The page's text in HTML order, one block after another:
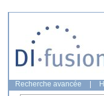
Recherche avancée